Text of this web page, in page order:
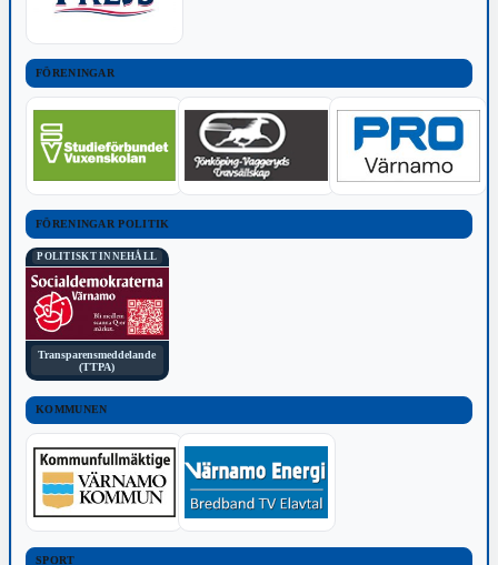
FÖRENINGAR
FÖRENINGAR POLITIK
POLITISKT INNEHÅLL
Transparensmeddelande
(TTPA)
KOMMUNEN
SPORT